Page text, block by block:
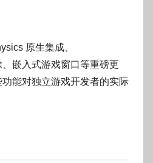
原生集成、
嵌入式游戏窗口等重磅更
能对独立游戏开发者的实际